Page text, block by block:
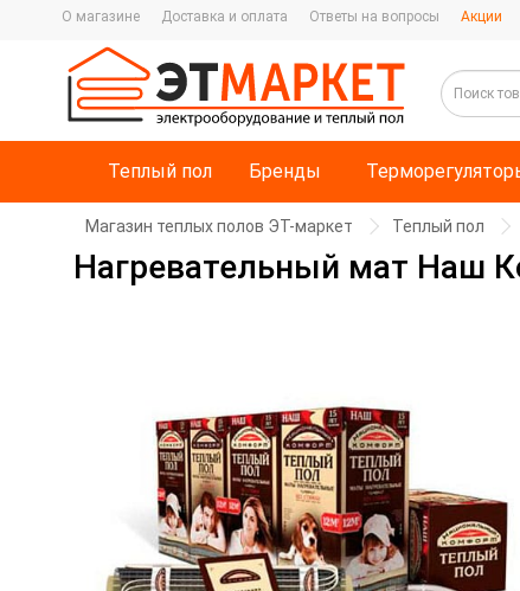
О магазине Доставка и оплата Ответы на вопросы Акции
Теплый пол Бренды
Магазин теплых полов ЭТ-маркет Теплый пол
Нагревательный мат Наш